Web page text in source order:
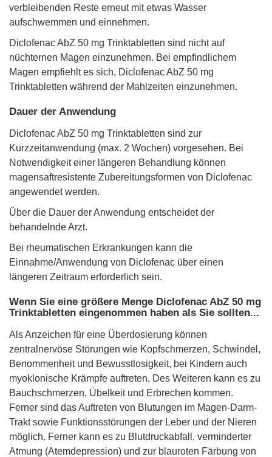
verbleibenden Reste erneut mit etwas Wasser
aufschwemmen und einnehmen.
Diclofenac AbZ 50 mg Trinktabletten sind nicht auf
nüchternen Magen einzunehmen. Bei empfindlichem
Magen empfiehlt es sich, Diclofenac AbZ 50 mg
Trinktabletten während der Mahlzeiten einzunehmen.
Dauer der Anwendung
Diclofenac AbZ 50 mg Trinktabletten sind zur
Kurzzeitanwendung (max. 2 Wochen) vorgesehen. Bei
Notwendigkeit einer längeren Behandlung können
magensaftresistente Zubereitungsformen von Diclofenac
angewendet werden.
Über die Dauer der Anwendung entscheidet der
behandelnde Arzt.
Bei rheumatischen Erkrankungen kann die
Einnahme/Anwendung von Diclofenac über einen
längeren Zeitraum erforderlich sein.
Wenn Sie eine größere Menge Diclofenac AbZ 50 mg
Trinktabletten eingenommen haben als Sie sollten...
Als Anzeichen für eine Überdosierung können
zentralnervöse Störungen wie Kopfschmerzen, Schwindel,
Benommenheit und Bewusstlosigkeit, bei Kindern auch
myoklonische Krämpfe auftreten. Des Weiteren kann es zu
Bauchschmerzen, Übelkeit und Erbrechen kommen.
Ferner sind das Auftreten von Blutungen im Magen-Darm-
Trakt sowie Funktionsstörungen der Leber und der Nieren
möglich. Ferner kann es zu Blutdruckabfall, verminderter
Atmung (Atemdepression) und zur blauroten Färbung von